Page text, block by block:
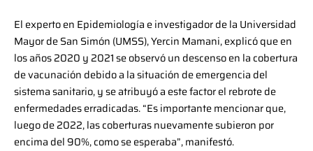
El experto en Epidemiología e investigador de la Universidad
Mayor de San Simón (UMSS), Yercin Mamani, explicó que en
los años 2020 y 2021 se observó un descenso en la cobertura
de vacunación debido a la situación de emergencia del
sistema sanitario, y se atribuyó a este factor el rebrote de
enfermedades erradicadas. “Es importante mencionar que,
luego de 2022, las coberturas nuevamente subieron por
encima del 90%, como se esperaba”, manifestó.